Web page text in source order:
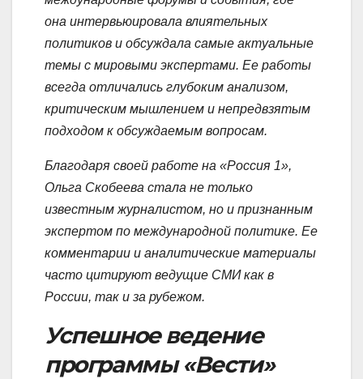
она интервьюировала влиятельных
политиков и обсуждала самые актуальные
темы с мировыми экспертами. Ее работы
всегда отличались глубоким анализом,
критическим мышлением и непредвзятым
подходом к обсуждаемым вопросам.
Благодаря своей работе на «Россия 1»,
Ольга Скобеева стала не только
известным журналистом, но и признанным
экспертом по международной политике. Ее
комментарии и аналитические материалы
часто цитируют ведущие СМИ как в
России, так и за рубежом.
Успешное ведение
программы «Вести»